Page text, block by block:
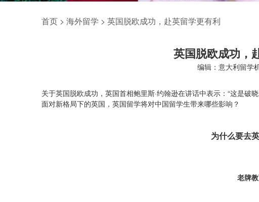
首页 > 海外留学 > 英国脱欧成功，赴英留学更有利
英国脱欧成功，
编辑：意大利留学
关于英国脱欧成功，英国首相鲍里斯·约翰逊在讲话中表示：“这是
面对新格局下的英国，英国留学将对中国留学生带来哪些影响？
为什么要去
老牌